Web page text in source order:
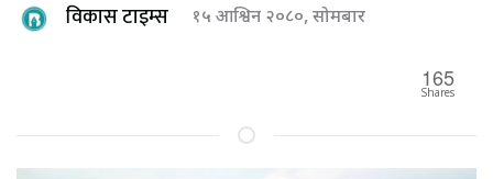
विकास टाइम्स १५ आश्विन २०८०, सोमबार
165
Shares